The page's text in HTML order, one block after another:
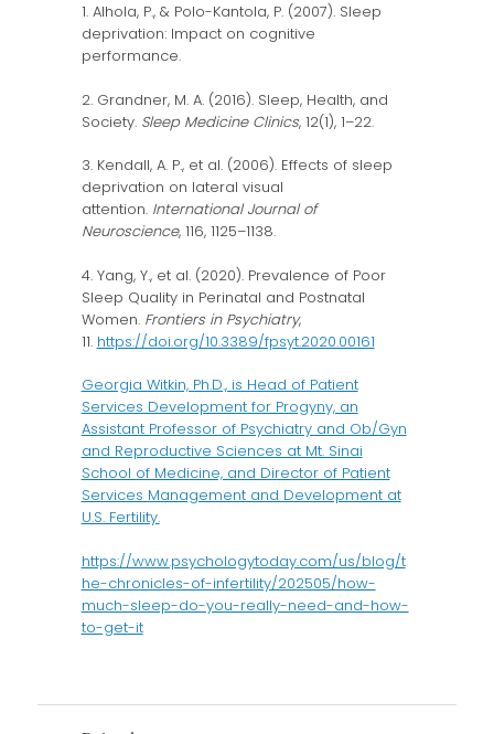
1. Alhola, P., & Polo-Kantola, P. (2007). Sleep
deprivation: Impact on cognitive
performance.
2. Grandner, M. A. (2016). Sleep, Health, and
Society. Sleep Medicine Clinics, 12(1), 1–22.
3. Kendall, A. P., et al. (2006). Effects of sleep
deprivation on lateral visual
attention. International Journal of
Neuroscience, 116, 1125–1138.
4. Yang, Y., et al. (2020). Prevalence of Poor
Sleep Quality in Perinatal and Postnatal
Women. Frontiers in Psychiatry,
11. https://doi.org/10.3389/fpsyt.2020.00161
Georgia Witkin, Ph.D., is Head of Patient
Services Development for Progyny, an
Assistant Professor of Psychiatry and Ob/Gyn
and Reproductive Sciences at Mt. Sinai
School of Medicine, and Director of Patient
Services Management and Development at
U.S. Fertility.
https://www.psychologytoday.com/us/blog/t
he-chronicles-of-infertility/202505/how-
much-sleep-do-you-really-need-and-how-
to-get-it